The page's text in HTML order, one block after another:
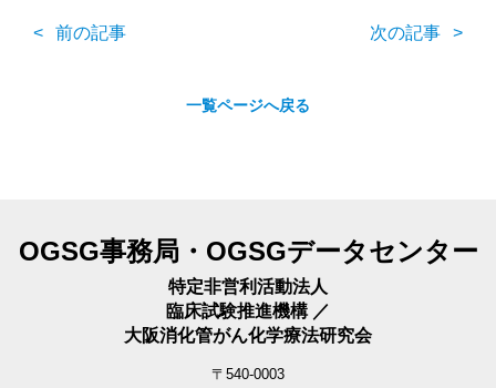
前の記事 次の記事
一覧ページへ戻る
OGSG事務局・OGSGデータセンター
特定非営利活動法人
臨床試験推進機構 ／
大阪消化管がん化学療法研究会
〒540-0003